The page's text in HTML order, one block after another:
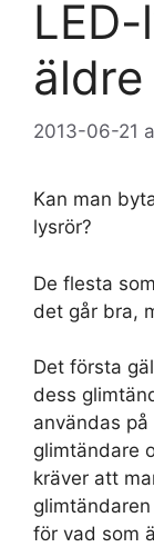
2013-06-21
Kan man
lysrör?
De flesta
det går bra,
Det första
dess
användas
glimtändare
kräver att
för vad som